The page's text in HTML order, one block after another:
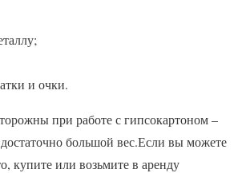
и очки.
при работе с гипсокартоном –
большой вес.Если вы можете
купите или возьмите в аренду